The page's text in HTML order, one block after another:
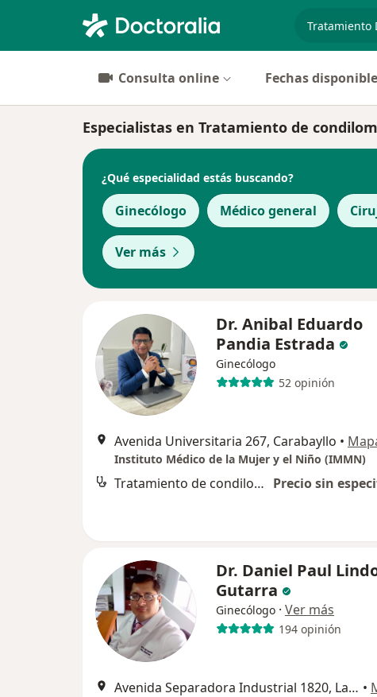
Consulta online Fechas
Especialistas en Tratamiento de
¿Qué especialidad estás buscando?
Ginecólogo Médico general
Ver más
Dr. Anibal Eduardo
Pandia Estrada
Ginecólogo
52 opinión
Avenida Universitaria 267, Carabayllo •
Instituto Médico de la Mujer y el Niño (IMMN)
Tratamiento de condilomas Precio sin
Dr. Daniel Paul
Gutarra
Ginecólogo · Ver más
194 opinión
Avenida Separadora Industrial 1820, La Molina •